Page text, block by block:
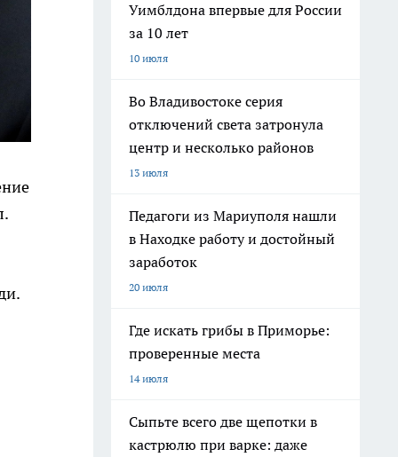
Уимблдона впервые для России
за 10 лет
10 июля
Во Владивостоке серия
отключений света затронула
центр и несколько районов
13 июля
Педагоги из Мариуполя нашли
в Находке работу и достойный
заработок
20 июля
Где искать грибы в Приморье:
проверенные места
14 июля
Сыпьте всего две щепотки в
кастрюлю при варке: даже